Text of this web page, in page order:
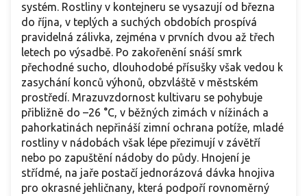
systém. Rostliny v kontejneru se vysazují od března
do října, v teplých a suchých obdobích prospívá
pravidelná zálivka, zejména v prvních dvou až třech
letech po výsadbě. Po zakořenění snáší smrk
přechodné sucho, dlouhodobé přísušky však vedou k
zasychání konců výhonů, obzvláště v městském
prostředí. Mrazuvzdornost kultivaru se pohybuje
přibližně do –26 °C, v běžných zimách v nížinách a
pahorkatinách nepřináší zimní ochrana potíže, mladé
rostliny v nádobách však lépe přezimují v závětří
nebo po zapuštění nádoby do půdy. Hnojení je
střídmé, na jaře postačí jednorázová dávka hnojiva
pro okrasné jehličnany, která podpoří rovnoměrný